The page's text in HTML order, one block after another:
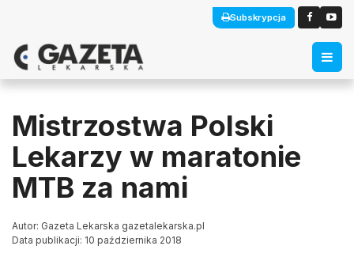
Subskrypcja
Mistrzostwa Polski
Lekarzy w maratonie
MTB za nami
Autor: Gazeta Lekarska gazetalekarska.pl
Data publikacji: 10 października 2018